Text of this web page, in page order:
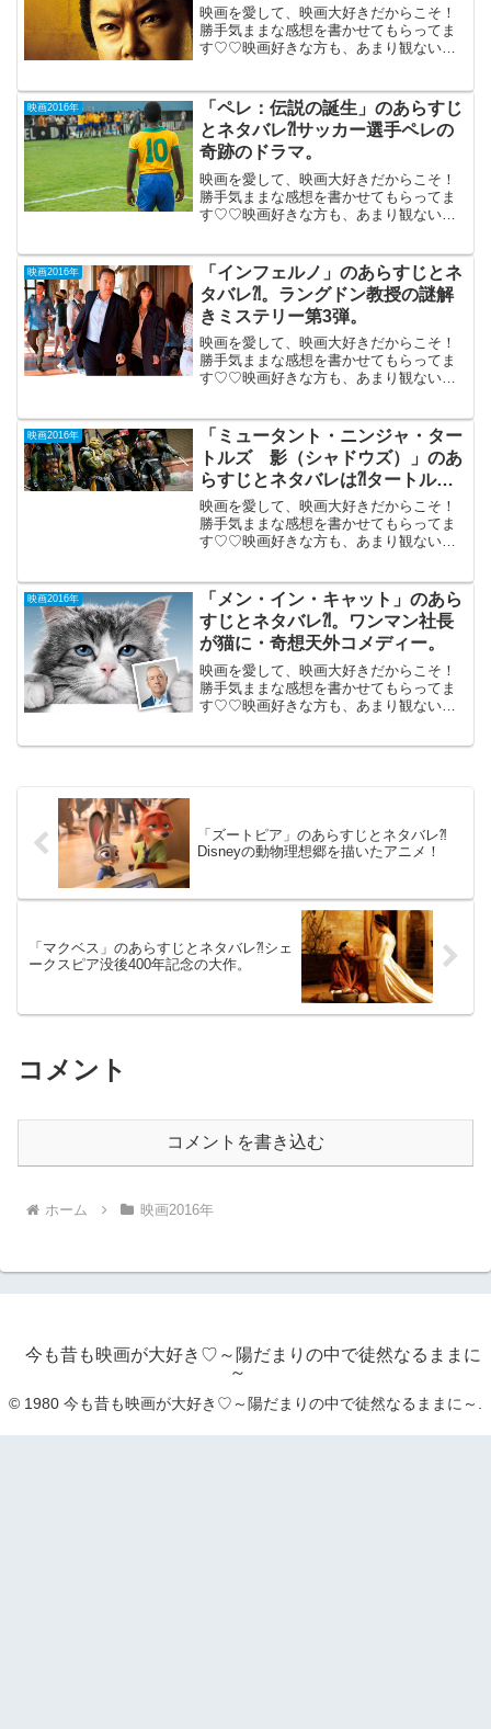
映画を愛して、映画大好きだからこそ！
勝手気ままな感想を書かせてもらってま
す♡♡映画好きな方も、あまり観ない方
戸時代末期の仙台藩の 吉岡宿で実際にあ
った...
映画2016年
「ペレ：伝説の誕生」のあらすじ
とネタバレ⁈サッカー選手ペレの
奇跡のドラマ。
映画を愛して、映画大好きだからこそ！
勝手気ままな感想を書かせてもらってま
す♡♡映画好きな方も、あまり観ない方
ブラジルの国宝サッカー選手 ペレの9歳
～17...
映画2016年
「インフェルノ」のあらすじとネ
タバレ⁈。ラングドン教授の謎解
きミステリー第3弾。
映画を愛して、映画大好きだからこそ！
勝手気ままな感想を書かせてもらってま
す♡♡映画好きな方も、あまり観ない方
ヴィンチ・コード」「天使と悪魔」 に続
くラ...
映画2016年
「ミュータント・ニンジャ・ター
トルズ 影（シャドウズ）」のあ
らすじとネタバレは⁈タートル実
写版の第2弾。
映画を愛して、映画大好きだからこそ！
勝手気ままな感想を書かせてもらってま
す♡♡映画好きな方も、あまり観ない方
ャドウズ）」 （３D、日本語吹き替え
版）2016年8...
映画2016年
「メン・イン・キャット」のあら
すじとネタバレ⁈。ワンマン社長
が猫に・奇想天外コメディー。
映画を愛して、映画大好きだからこそ！
勝手気ままな感想を書かせてもらってま
す♡♡映画好きな方も、あまり観ない方
「ズートピア」のあらすじとネタバレ⁈
Disneyの動物理想郷を描いたアニメ！
「マクベス」のあらすじとネタバレ⁈シェ
ークスピア没後400年記念の大作。
コメント
コメントを書き込む
ホーム 映画2016年
今も昔も映画が大好き♡～陽だまりの中で徒然なるままに
～
© 1980 今も昔も映画が大好き♡～陽だまりの中で徒然なるままに～.